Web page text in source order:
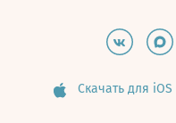
Скачать для iOS